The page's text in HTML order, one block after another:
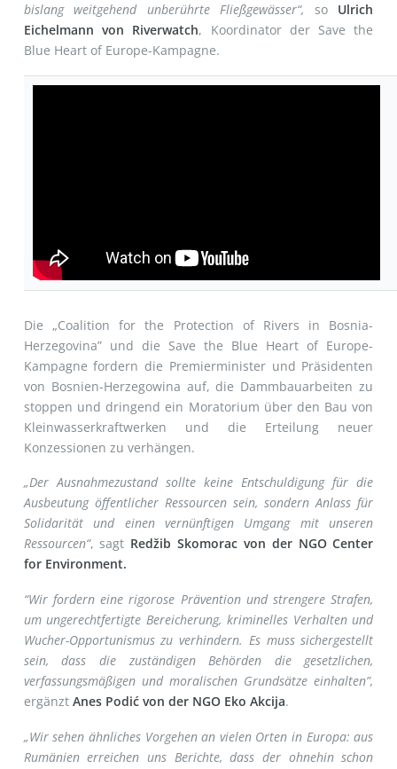
bislang weitgehend unberührte Fließgewässer“, so Ulrich
Eichelmann von Riverwatch, Koordinator der Save the
Blue Heart of Europe-Kampagne.
Die „Coalition for the Protection of Rivers in Bosnia-
Herzegovina” und die Save the Blue Heart of Europe-
Kampagne fordern die Premierminister und Präsidenten
von Bosnien-Herzegowina auf, die Dammbauarbeiten zu
stoppen und dringend ein Moratorium über den Bau von
Kleinwasserkraftwerken und die Erteilung neuer
Konzessionen zu verhängen.
„Der Ausnahmezustand sollte keine Entschuldigung für die
Ausbeutung öffentlicher Ressourcen sein, sondern Anlass für
Solidarität und einen vernünftigen Umgang mit unseren
Ressourcen“, sagt Redžib Skomorac von der NGO Center
for Environment.
“Wir fordern eine rigorose Prävention und strengere Strafen,
um ungerechtfertigte Bereicherung, kriminelles Verhalten und
Wucher-Opportunismus zu verhindern. Es muss sichergestellt
sein, dass die zuständigen Behörden die gesetzlichen,
verfassungsmäßigen und moralischen Grundsätze einhalten”,
ergänzt Anes Podić von der NGO Eko Akcija.
„Wir sehen ähnliches Vorgehen an vielen Orten in Europa: aus
Rumänien erreichen uns Berichte, dass der ohnehin schon